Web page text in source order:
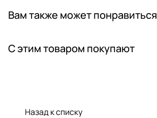
Вам также может понравиться
С этим товаром покупают
Назад к списку